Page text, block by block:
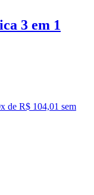
3 em 1
x de R$ 104,01 sem